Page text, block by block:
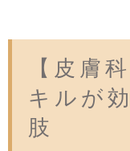
【皮膚
キルが
肢